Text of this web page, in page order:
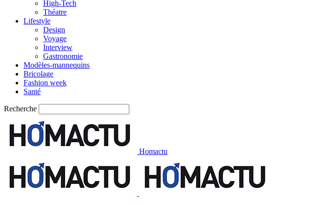
High-Tech
Théatre
Lifestyle
Design
Voyage
Interview
Gastronomie
Modèles-mannequins
Bricolage
Fashion week
Santé
Recherche
Homactu